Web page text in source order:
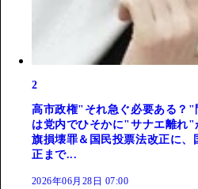
2
高市政権"それ急ぐ必要ある？
は党内でひそかに"サナエ離れ
旗損壊罪＆国民投票法改正に
正まで...
2026年06月28日 07:00